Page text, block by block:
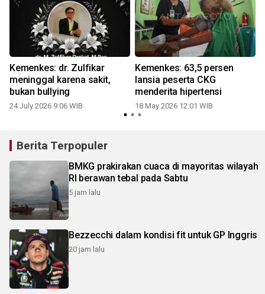
Kemenkes: dr. Zulfikar
meninggal karena sakit,
bukan bullying
24 July 2026 9:06 WIB
Kemenkes: 63,5 persen
lansia peserta CKG
menderita hipertensi
18 May 2026 12:01 WIB
Berita Terpopuler
BMKG prakirakan cuaca di mayoritas wilayah
RI berawan tebal pada Sabtu
5 jam lalu
Bezzecchi dalam kondisi fit untuk GP Inggris
20 jam lalu